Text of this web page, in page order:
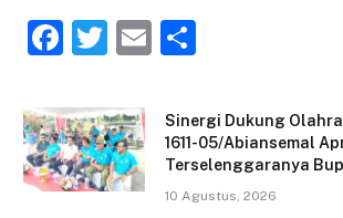
F
c
e
b
T
itt
er
E
ai ar
e
Sinergi Dukung
1611-05/Abiansemal
Terselenggaranya
10 Agustus, 2026